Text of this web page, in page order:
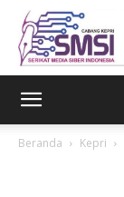
Beranda Kepri